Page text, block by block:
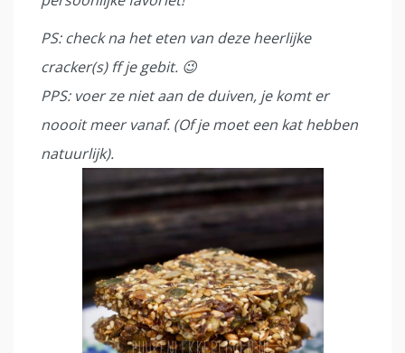
PS: check na het eten van deze heerlijke
cracker(s) ff je gebit. 😉
PPS: voer ze niet aan de duiven, je komt er
noooit meer vanaf. (Of je moet een kat hebben
natuurlijk).